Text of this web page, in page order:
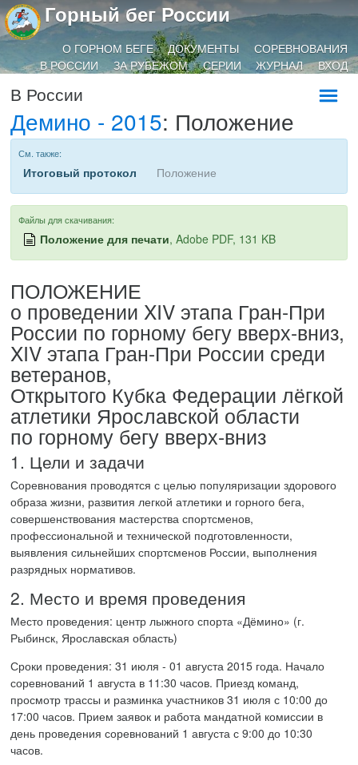
Горный бег России
О ГОРНОМ БЕГЕ ДОКУМЕНТЫ
СОРЕВНОВАНИЯ
В РОССИИ
ЗА РУБЕЖОМ СЕРИИ ЖУРНАЛ ВХОД
В России
Демино - 2015: Положение
См. также:
Итоговый протокол Положение
Файлы для скачивания:
Положение для печати, Adobe PDF, 131 KB
ПОЛОЖЕНИЕ
о проведении XIV этапа Гран-При
России по горному бегу вверх-вниз,
XIV этапа Гран-При России среди
ветеранов,
Открытого Кубка Федерации лёгкой
атлетики Ярославской области
по горному бегу вверх-вниз
1. Цели и задачи
Соревнования проводятся с целью популяризации здорового
образа жизни, развития легкой атлетики и горного бега,
совершенствования мастерства спортсменов,
профессиональной и технической подготовленности,
выявления сильнейших спортсменов России, выполнения
разрядных нормативов.
2. Место и время проведения
Место проведения: центр лыжного спорта «Дёмино» (г.
Рыбинск, Ярославская область)
Сроки проведения: 31 июля - 01 августа 2015 года. Начало
соревнований 1 августа в 11:30 часов. Приезд команд,
просмотр трассы и разминка участников 31 июля с 10:00 до
17:00 часов. Прием заявок и работа мандатной комиссии в
день проведения соревнований 1 августа с 9:00 до 10:30
часов.